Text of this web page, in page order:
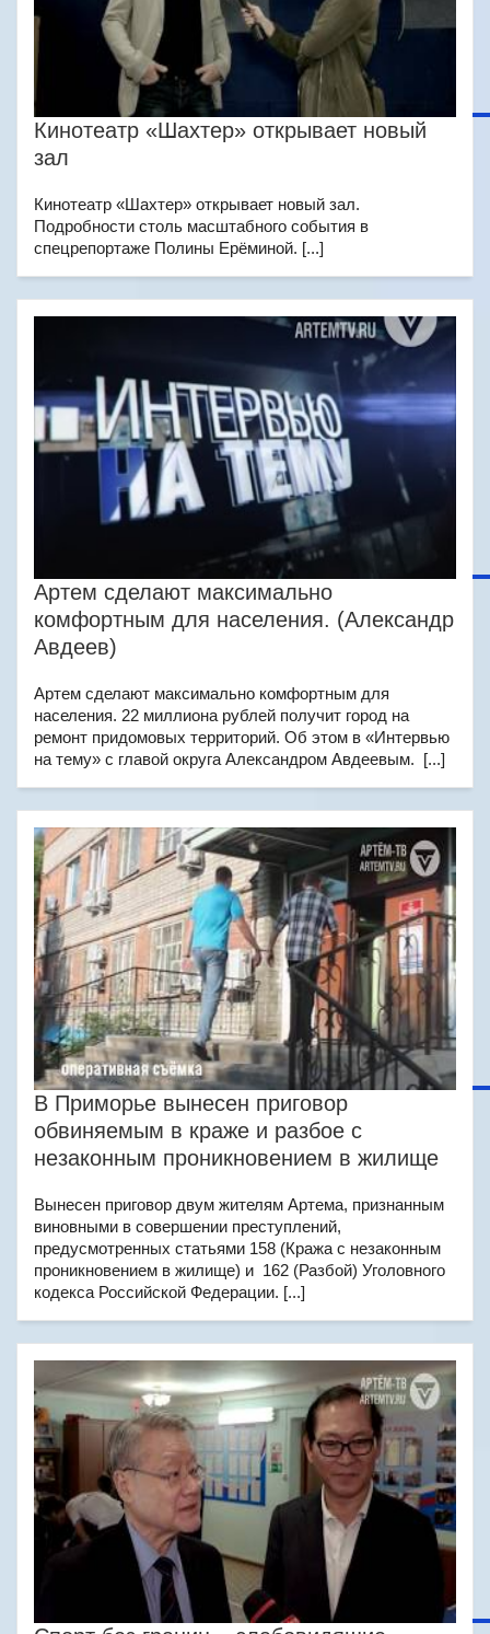
Кинотеатр «Шахтер» открывает новый
зал
Кинотеатр «Шахтер» открывает новый зал.
Подробности столь масштабного события в
спецрепортаже Полины Ерёминой. [...]
Артем сделают максимально
комфортным для населения. (Александр
Авдеев)
Артем сделают максимально комфортным для
населения. 22 миллиона рублей получит город на
ремонт придомовых территорий. Об этом в «Интервью
на тему» с главой округа Александром Авдеевым. [...]
В Приморье вынесен приговор
обвиняемым в краже и разбое с
незаконным проникновением в жилище
Вынесен приговор двум жителям Артема, признанным
виновными в совершении преступлений,
предусмотренных статьями 158 (Кража с незаконным
проникновением в жилище) и 162 (Разбой) Уголовного
кодекса Российской Федерации. [...]